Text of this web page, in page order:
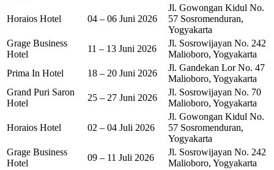
Horaios Hotel 04 – 06 Juni 2026
Jl. Gowongan Kidul No.
57 Sosromenduran,
Yogyakarta
Grage Business
Hotel
11 – 13 Juni 2026
Jl. Sosrowijayan No. 242
Malioboro, Yogyakarta
Prima In Hotel
18 – 20 Juni 2026
Jl. Gandekan Lor No. 47
Malioboro, Yogyakarta
Grand Puri Saron
Hotel
25 – 27 Juni 2026
Jl. Sosrowijayan No. 70
Malioboro, Yogyakarta
Horaios Hotel 02 – 04 Juli 2026
Jl. Gowongan Kidul No.
57 Sosromenduran,
Yogyakarta
Grage Business
Hotel
09 – 11 Juli 2026
Jl. Sosrowijayan No. 242
Malioboro, Yogyakarta